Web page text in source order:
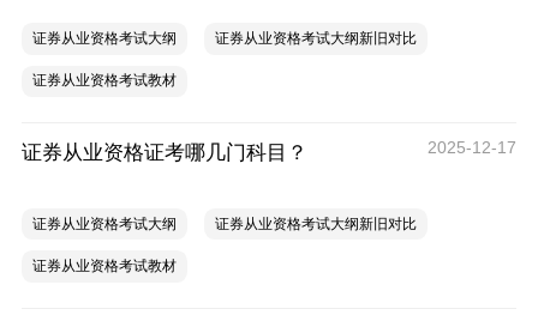
证券从业资格考试大纲 证券从业资格考试大纲新旧对比
证券从业资格考试教材
证券从业资格证考哪几门科目？ 2025-12-17
证券从业资格考试大纲 证券从业资格考试大纲新旧对比
证券从业资格考试教材